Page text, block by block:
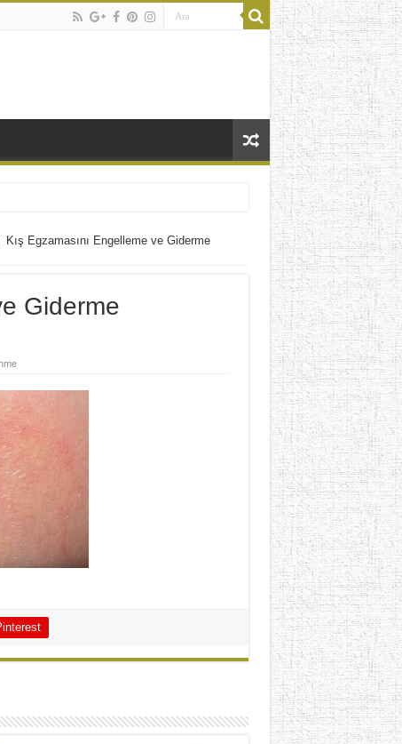
Kış Egzamasını Engelleme ve Giderme
Giderme